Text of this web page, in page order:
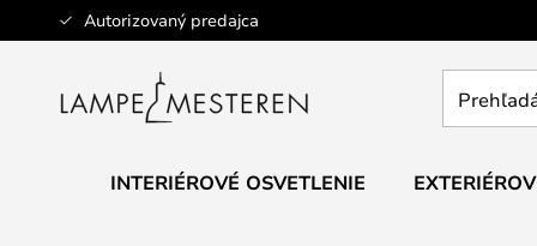
Autorizovaný predajca
Skip
to
obchod
INTERIÉROVÉ OSVETLENIE